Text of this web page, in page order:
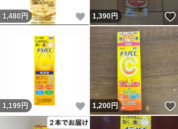
1,480 円 いいね！
1,390円
1,199円 いいね！
1,200円